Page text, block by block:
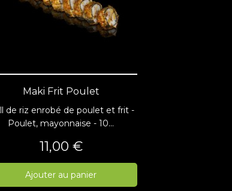
Maki Frit Poulet
de riz enrobé de poulet et frit -
Poulet, mayonnaise - 10...
Prix
11,00 €
Ajouter au panier